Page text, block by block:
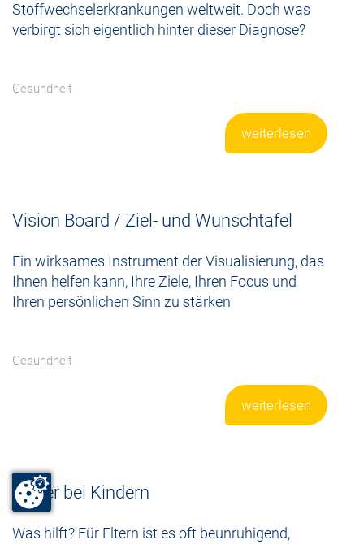
Stoffwechselerkrankungen weltweit. Doch was
verbirgt sich eigentlich hinter dieser Diagnose?
Gesundheit
weiterlesen
Vision Board / Ziel- und Wunschtafel
Ein wirksames Instrument der Visualisierung, das
Ihnen helfen kann, Ihre Ziele, Ihren Focus und
Ihren persönlichen Sinn zu stärken
Gesundheit
weiterlesen
Fieber bei Kindern
Was hilft? Für Eltern ist es oft beunruhigend,